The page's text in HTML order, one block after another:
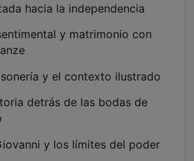
hacia la independencia
y matrimonio con
y el contexto ilustrado
detrás de las bodas de
y los límites del poder